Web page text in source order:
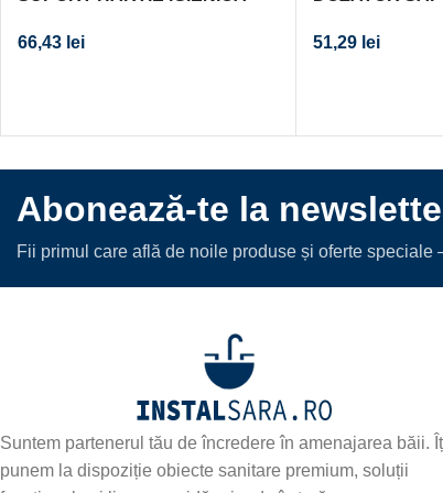
CROM
66,43 lei
51,29 lei
Abonează-te la
Fii primul care află de noile produse și oferte speciale
Suntem partenerul tău de încredere în amenajarea băii.
punem la dispoziție obiecte sanitare premium, soluții